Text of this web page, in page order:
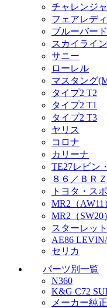
チャレンジャ
フェアレデ
ブルーバー
スカイライ
サニー
ローレル
マスタング
タイプ2 T2
タイプ2 T1
タイプ2 T3
ヤリス
コロナ
カリーナ
TE27レビン
８６／ＢＲＺ
トヨタ・ス
MR2（AW11
MR2（SW20
スターレッ
AE86
セリカ
パーツ別一覧
N360
K&G C72
メーカー純